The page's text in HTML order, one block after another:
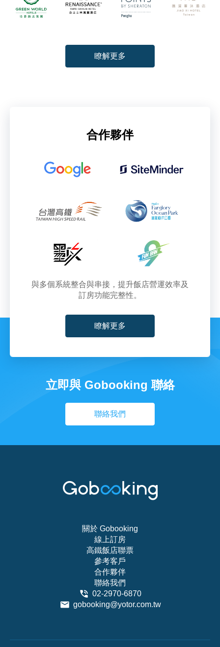
瞭解更多
合作夥伴
與多個系統整合與串接，提升飯店營運效率及
訂房功能完整性。
瞭解更多
立即與 Gobooking 聯絡
聯絡我們
關於 Gobooking
線上訂房
高鐵飯店聯票
參考客戶
合作夥伴
聯絡我們
02-2970-6870
gobooking@yotor.com.tw